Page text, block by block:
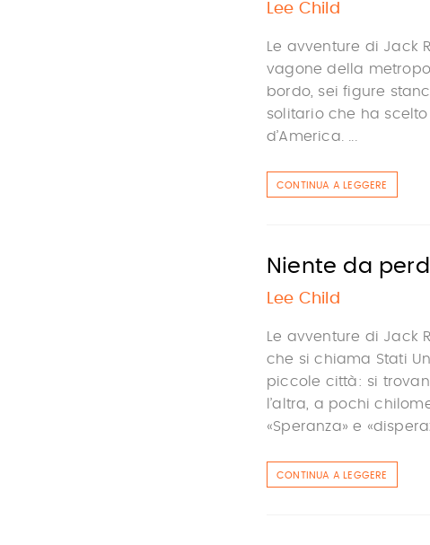
Lee Child
Le avventure di Jack
vagone della
bordo, sei figure
solitario che ha
d’America. ...
CONTINUA A LEGGERE
Niente da
Lee Child
Le avventure di Jack
che si chiama Stati
piccole città: si
l’altra, a pochi
«Speranza» e
CONTINUA A LEGGERE